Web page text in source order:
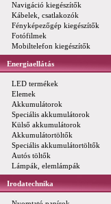
Navigáció kiegészítők
Kábelek, csatlakozók
Fényképezőgép kiegészítők
Fotófilmek
Mobiltelefon kiegészítők
Energiaellátás
LED termékek
Elemek
Akkumulátorok
Speciális akkumulátorok
Külső akkumulátorok
Akkumulátortöltők
Speciális akkumulátortöltők
Autós töltők
Lámpák, elemlámpák
Irodatechnika